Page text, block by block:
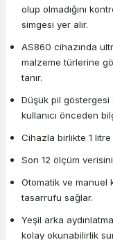
olup olmadığını
simgesi yer alır.
AS860 cihazında
malzeme türlerine
tanır.
Düşük pil göstergesi
kullanıcı önceden
Cihazla birlikte 1
Son 12 ölçüm
Otomatik ve manuel
tasarrufu sağlar.
Yeşil arka
kolay okunabilirlik